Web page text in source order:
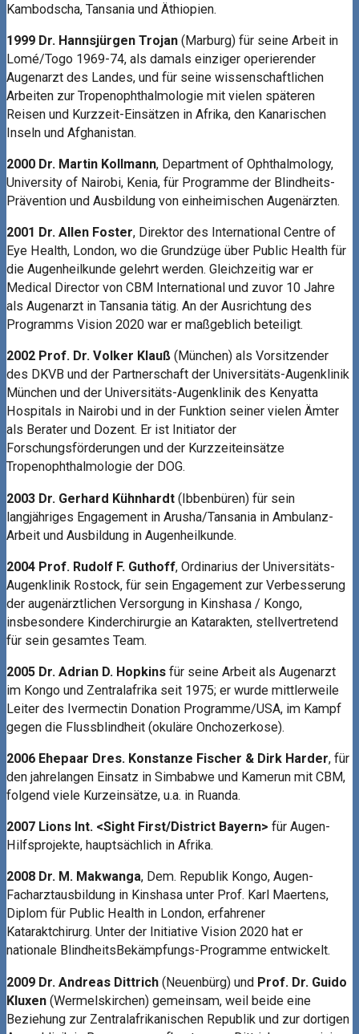
Kambodscha, Tansania und Äthiopien.
1999 Dr. Hannsjürgen Trojan (Marburg) für seine Arbeit in
Lomé/Togo 1969-74, als damals einziger operierender
Augenarzt des Landes, und für seine wissenschaftlichen
Arbeiten zur Tropenophthalmologie mit vielen späteren
Reisen und Kurzzeit-Einsätzen in Afrika, den Kanarischen
Inseln und Afghanistan.
2000 Dr. Martin Kollmann, Department of Ophthalmology,
University of Nairobi, Kenia, für Programme der Blindheits-
Prävention und Ausbildung von einheimischen Augenärzten.
2001 Dr. Allen Foster, Direktor des International Centre of
Eye Health, London, wo die Grundzüge über Public Health für
die Augenheilkunde gelehrt werden. Gleichzeitig war er
Medical Director von CBM International und zuvor 10 Jahre
als Augenarzt in Tansania tätig. An der Ausrichtung des
Programms Vision 2020 war er maßgeblich beteiligt.
2002 Prof. Dr. Volker Klauß (München) als Vorsitzender
des DKVB und der Partnerschaft der Universitäts-Augenklinik
München und der Universitäts-Augenklinik des Kenyatta
Hospitals in Nairobi und in der Funktion seiner vielen Ämter
als Berater und Dozent. Er ist Initiator der
Forschungsförderungen und der Kurzzeiteinsätze
Tropenophthalmologie der DOG.
2003 Dr. Gerhard Kühnhardt (Ibbenbüren) für sein
langjähriges Engagement in Arusha/Tansania in Ambulanz-
Arbeit und Ausbildung in Augenheilkunde.
2004 Prof. Rudolf F. Guthoff, Ordinarius der Universitäts-
Augenklinik Rostock, für sein Engagement zur Verbesserung
der augenärztlichen Versorgung in Kinshasa / Kongo,
insbesondere Kinderchirurgie an Katarakten, stellvertretend
für sein gesamtes Team.
2005 Dr. Adrian D. Hopkins für seine Arbeit als Augenarzt
im Kongo und Zentralafrika seit 1975; er wurde mittlerweile
Leiter des Ivermectin Donation Programme/USA, im Kampf
gegen die Flussblindheit (okuläre Onchozerkose).
2006 Ehepaar Dres. Konstanze Fischer & Dirk Harder, für
den jahrelangen Einsatz in Simbabwe und Kamerun mit CBM,
folgend viele Kurzeinsätze, u.a. in Ruanda.
2007 Lions Int. <Sight First/District Bayern> für Augen-
Hilfsprojekte, hauptsächlich in Afrika.
2008 Dr. M. Makwanga, Dem. Republik Kongo, Augen-
Facharztausbildung in Kinshasa unter Prof. Karl Maertens,
Diplom für Public Health in London, erfahrener
Kataraktchirurg. Unter der Initiative Vision 2020 hat er
nationale BlindheitsBekämpfungs-Programme entwickelt.
2009 Dr. Andreas Dittrich (Neuenbürg) und Prof. Dr. Guido
Kluxen (Wermelskirchen) gemeinsam, weil beide eine
Beziehung zur Zentralafrikanischen Republik und zur dortigen